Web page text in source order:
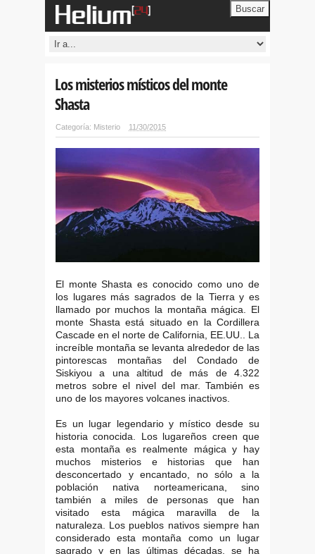
Buscar
Los misterios místicos del monte
Shasta
Categoría: Misterio 11/30/2015
El monte Shasta es conocido como uno de
los lugares más sagrados de la Tierra y es
llamado por muchos la montaña mágica. El
monte Shasta está situado en la Cordillera
Cascade en el norte de California, EE.UU.. La
increíble montaña se levanta alrededor de las
pintorescas montañas del Condado de
Siskiyou a una altitud de más de 4.322
metros sobre el nivel del mar. También es
uno de los mayores volcanes inactivos.
Es un lugar legendario y místico desde su
historia conocida. Los lugareños creen que
esta montaña es realmente mágica y hay
muchos misterios e historias que han
desconcertado y encantado, no sólo a la
población nativa norteamericana, sino
también a miles de personas que han
visitado esta mágica maravilla de la
naturaleza. Los pueblos nativos siempre han
considerado esta montaña como un lugar
sagrado y en las últimas décadas, se ha